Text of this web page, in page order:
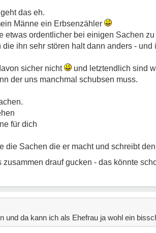
das eh.
Männe ein Erbsenzähler
etwas ordentlicher bei einigen Sachen
ihn sehr stören halt dann anders -
sicher nicht
und letztendlich sind
der uns manchmal schubsen muss.
für dich
die Sachen die er macht und schreibt
zusammen drauf gucken - das könnte
und da kann ich als Ehefrau ja wohl ein